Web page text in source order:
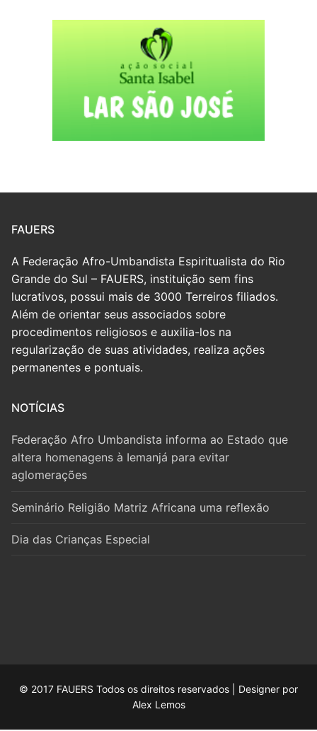
FAUERS
A Federação Afro-Umbandista Espiritualista do Rio
Grande do Sul – FAUERS, instituição sem fins
lucrativos, possui mais de 3000 Terreiros filiados.
Além de orientar seus associados sobre
procedimentos religiosos e auxilia-los na
regularização de suas atividades, realiza ações
permanentes e pontuais.
NOTÍCIAS
Federação Afro Umbandista informa ao Estado que
altera homenagens à Iemanjá para evitar
aglomerações
Seminário Religião Matriz Africana uma reflexão
Dia das Crianças Especial
© 2017 FAUERS Todos os direitos reservados | Designer por
Alex Lemos